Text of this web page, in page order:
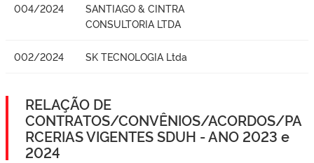
004/2024
SANTIAGO & CINTRA
CONSULTORIA LTDA
002/2024 SK TECNOLOGIA Ltda
RELAÇÃO DE
CONTRATOS/CONVÊNIOS/ACORDOS/PA
RCERIAS VIGENTES SDUH - ANO 2023 e
2024